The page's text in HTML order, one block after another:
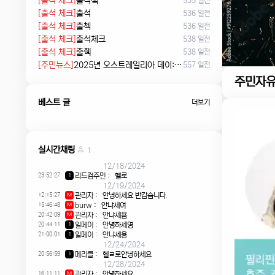
[출석 체크] 출석 536 일전
[출석 체크] 출첵 536 일전
[출석 체크] 출석체크 538 일전
[출석 체크] 출췍 538 일전
[주민뉴스] 2025년 오스트레일리아 데이: 침략의 날 시위에서 시민권 선서, 피크닉까지 557 일전
베스트 글 더보기
실시간채팅
1
12/18/2024
23:52:27 1 리드컴주민 :
헬로
12/19/2024
12:15:27 M 관리자: 안녕하세요 반갑습니다.
15:46:48 M burw : 안냐세여
20:42:09 M 관리자: 안냐세욤
20:44:11 1 일메이 : 안녕하세영
21:00:01 1 일메이 :
안냐세용
12/24/2024
20:56:59 1 메리클:
헬ㄹ로안녕하세요
12/28/2024
16:11:11
주민자